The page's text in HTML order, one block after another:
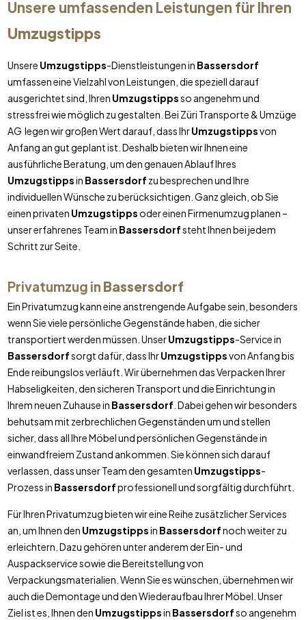
Unsere umfassenden Leistungen für Ihren
Umzugstipps
Unsere Umzugstipps-Dienstleistungen in Bassersdorf
umfassen eine Vielzahl von Leistungen, die speziell darauf
ausgerichtet sind, Ihren Umzugstippsso angenehm und
stressfrei wie möglich zu gestalten. Bei Züri Transporte & Umzüge
AG legen wir großen Wert darauf, dass IhrUmzugstippsvon
Anfang an gut geplant ist. Deshalb bieten wir Ihnen eine
ausführliche Beratung, um den genauen Ablauf Ihres
Umzugstippsin Bassersdorf zu besprechen und Ihre
individuellen Wünsche zu berücksichtigen. Ganz gleich, ob Sie
einen privaten Umzugstippsoder einen Firmenumzug planen –
unser erfahrenes Team in Bassersdorfsteht Ihnen bei jedem
Schritt zur Seite.
Privatumzug in Bassersdorf
Ein Privatumzug kann eine anstrengende Aufgabe sein, besonders
wenn Sie viele persönliche Gegenstände haben, die sicher
transportiert werden müssen. UnserUmzugstipps-Service in
Bassersdorfsorgt dafür, dass IhrUmzugstippsvon Anfang bis
Ende reibungslos verläuft. Wir übernehmen das Verpacken Ihrer
Habseligkeiten, den sicheren Transport und die Einrichtung in
Ihrem neuen Zuhause in Bassersdorf . Dabei gehen wir besonders
behutsam mit zerbrechlichen Gegenständen um und stellen
sicher, dass all Ihre Möbel und persönlichen Gegenstände in
einwandfreiem Zustand ankommen. Sie können sich darauf
verlassen, dass unser Team den gesamten Umzugstipps-
Prozess in Bassersdorfprofessionell und sorgfältig durchführt.
Für Ihren Privatumzug bieten wir eine Reihe zusätzlicher Services
an, um Ihnen den Umzugstippsin Bassersdorfnoch weiter zu
erleichtern. Dazu gehören unter anderem der Ein- und
Auspackservice sowie die Bereitstellung von
Verpackungsmaterialien. Wenn Sie es wünschen, übernehmen wir
auch die Demontage und den Wiederaufbau Ihrer Möbel. Unser
Ziel ist es, Ihnen den Umzugstippsin Bassersdorfso angenehm